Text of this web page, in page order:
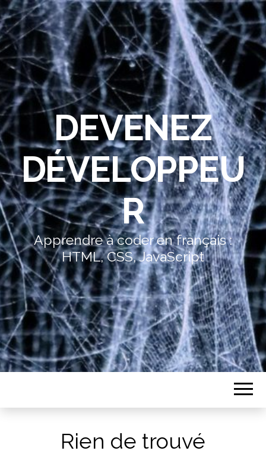
DEVENEZ
DÉVELOPPEU
R
Apprendre à coder en français :
HTML, CSS, JavaScript
Rien de trouvé